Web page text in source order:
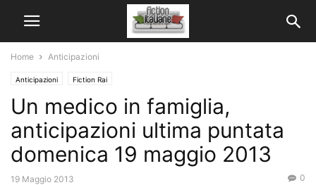
Home Anticipazioni
Anticipazioni Fiction Rai
Un medico in famiglia,
anticipazioni ultima puntata
domenica 19 maggio 2013
19 Maggio 2013 0